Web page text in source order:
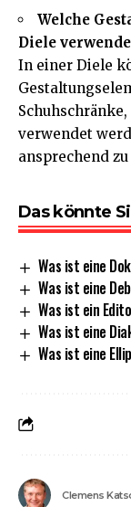
Welche
Diele
In einer Diele
verwendet
ansprechend
Das könnte
Was ist eine
Was ist eine
Was ist ein
Was ist eine
Was ist eine
Clemens